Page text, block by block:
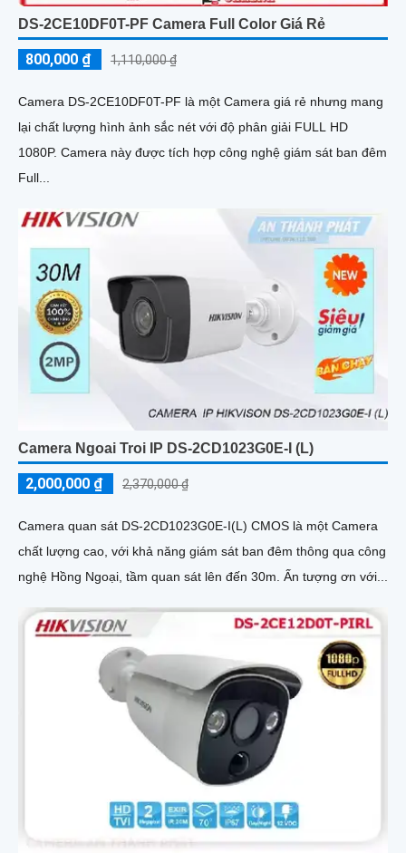
DS-2CE10DF0T-PF Camera Full Color Giá Rẻ
800,000 ₫ 1,110,000 ₫
Camera DS-2CE10DF0T-PF là một Camera giá rẻ nhưng mang
lại chất lượng hình ảnh sắc nét với độ phân giải FULL HD
1080P. Camera này được tích hợp công nghệ giám sát ban đêm
Full...
Camera Ngoai Troi IP DS-2CD1023G0E-I (L)
2,000,000 ₫ 2,370,000 ₫
Camera quan sát DS-2CD1023G0E-I(L) CMOS là một Camera
chất lượng cao, với khả năng giám sát ban đêm thông qua công
nghệ Hồng Ngoại, tầm quan sát lên đến 30m. Ấn tượng ơn với...